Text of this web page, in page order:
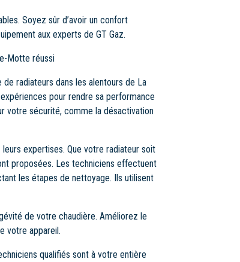
Soyez sûr d’avoir un confort
aux experts de GT Gaz.
Motte réussi
radiateurs dans les alentours de La
pour rendre sa performance
votre sécurité, comme la désactivation
expertises. Que votre radiateur soit
proposées. Les techniciens effectuent
les étapes de nettoyage. Ils utilisent
de votre chaudière. Améliorez le
votre appareil.
qualifiés sont à votre entière